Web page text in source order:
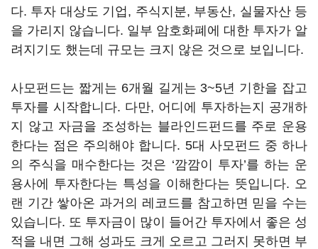
다. 투자 대상도 기업, 주식지분, 부동산, 실물자산 등
을 가리지 않습니다. 일부 암호화폐에 대한 투자가 알
려지기도 했는데 규모는 크지 않은 것으로 보입니다.
사모펀드는 짧게는 6개월 길게는 3~5년 기한을 잡고
투자를 시작합니다. 다만, 어디에 투자하는지 공개하
지 않고 자금을 조성하는 블라인드펀드를 주로 운용
한다는 점은 주의해야 합니다. 5대 사모펀드 중 하나
의 주식을 매수한다는 것은 ‘깜깜이 투자’를 하는 운
용사에 투자한다는 특성을 이해한다는 뜻입니다. 오
랜 기간 쌓아온 과거의 레코드를 참고하면 믿을 수는
있습니다. 또 투자금이 많이 들어간 투자에서 좋은 성
적을 내면 그해 성과도 크게 오르고 그러지 못하면 부